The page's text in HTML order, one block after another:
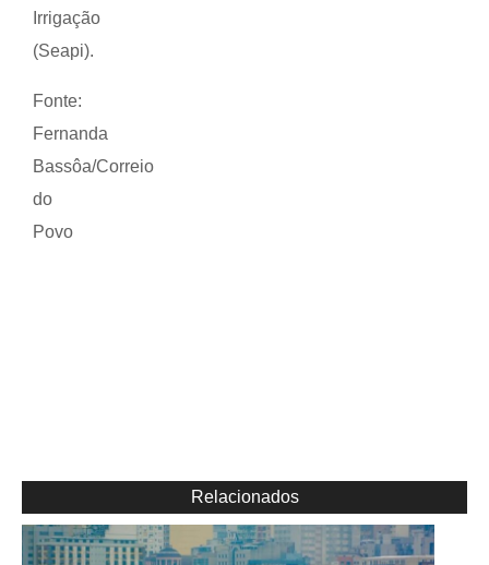
Irrigação
(Seapi).
Fonte:
Fernanda
Bassôa/Correio
do
Povo
Relacionados